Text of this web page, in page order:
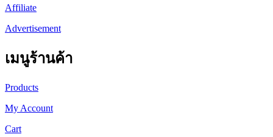
Affiliate
Advertisement
เมนูร้านค้า
Products
My Account
Cart